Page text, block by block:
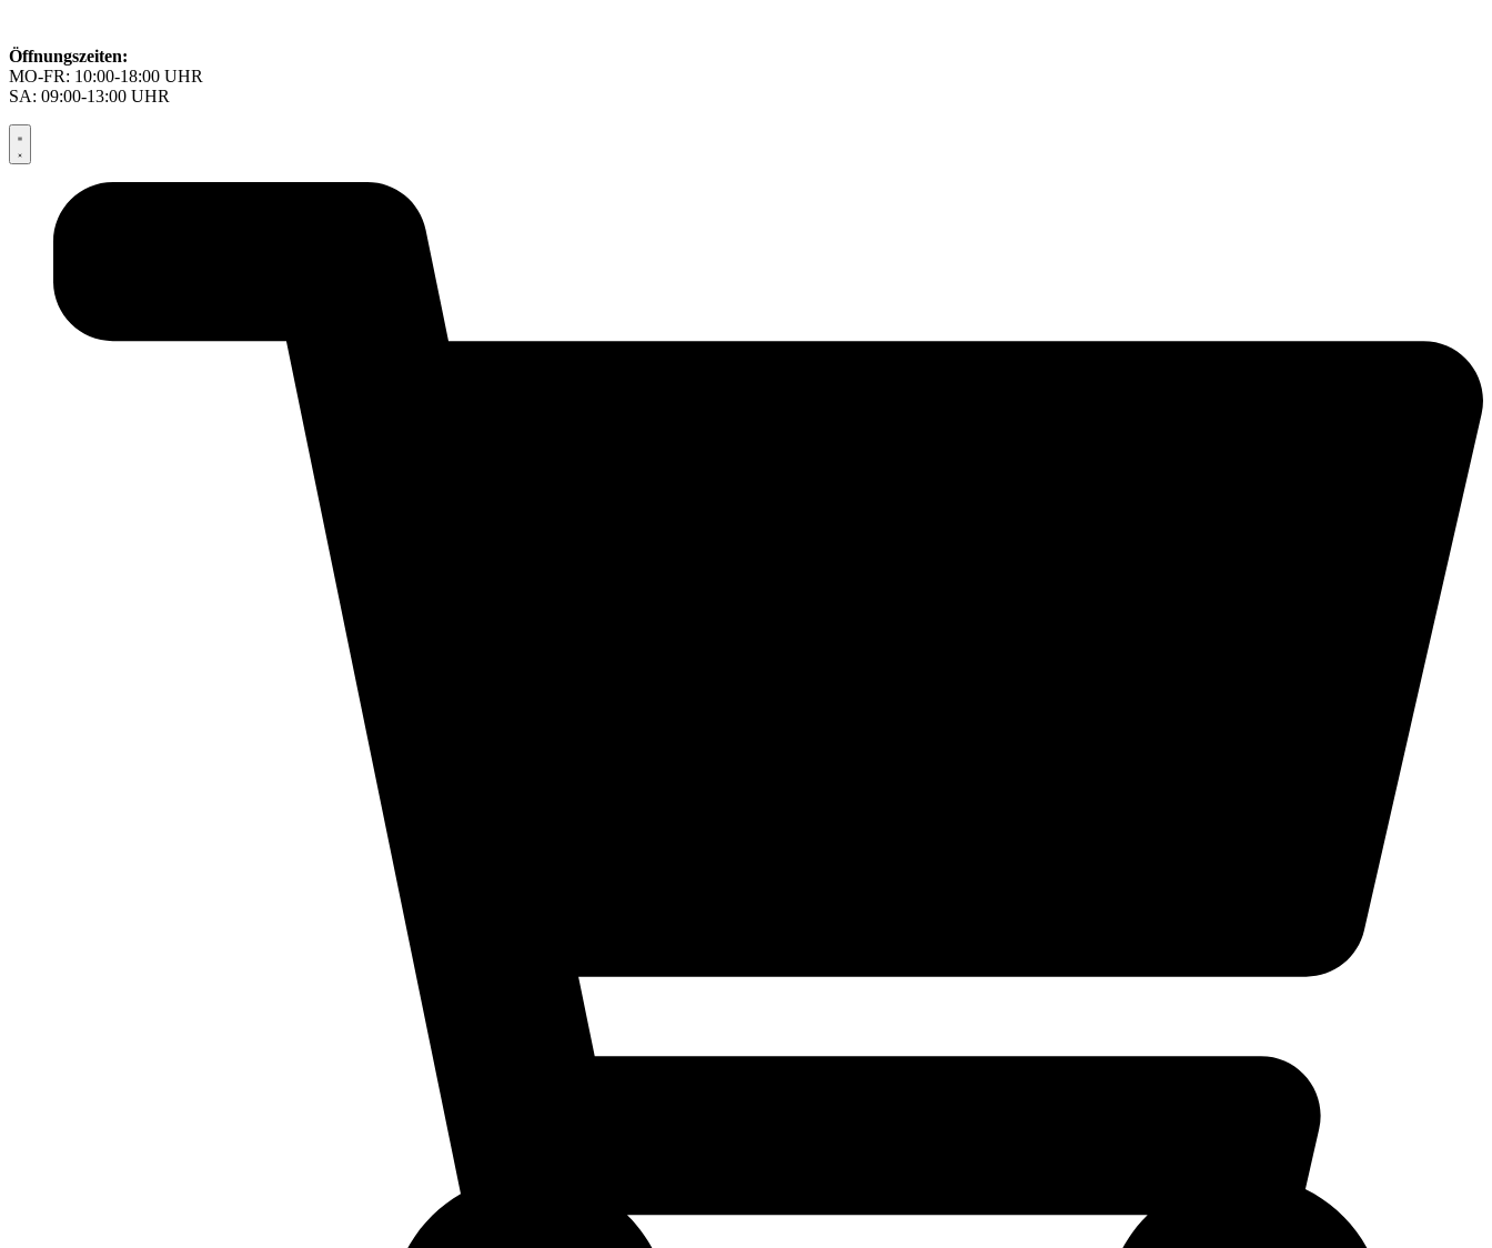
Öffnungszeiten:
MO-FR: 10:00-18:00 UHR
SA: 09:00-13:00 UHR